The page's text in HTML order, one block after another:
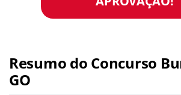
Resumo do Concurso
GO